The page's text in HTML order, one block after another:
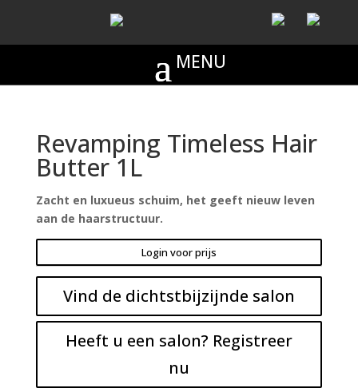
Revamping Timeless Hair
Butter 1L
Zacht en luxueus schuim, het geeft nieuw leven
aan de haarstructuur.
Login voor prijs
Vind de dichtstbijzijnde salon
Heeft u een salon? Registreer
nu